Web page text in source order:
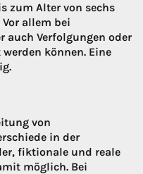
zum Alter von sechs
allem bei
Verfolgungen oder
können. Eine
von
in der
fiktionale und reale
möglich. Bei